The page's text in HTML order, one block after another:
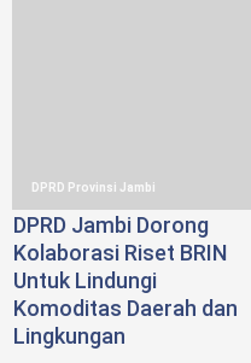
DPRD Provinsi Jambi
DPRD Jambi Dorong
Kolaborasi Riset BRIN
Untuk Lindungi
Komoditas Daerah dan
Lingkungan